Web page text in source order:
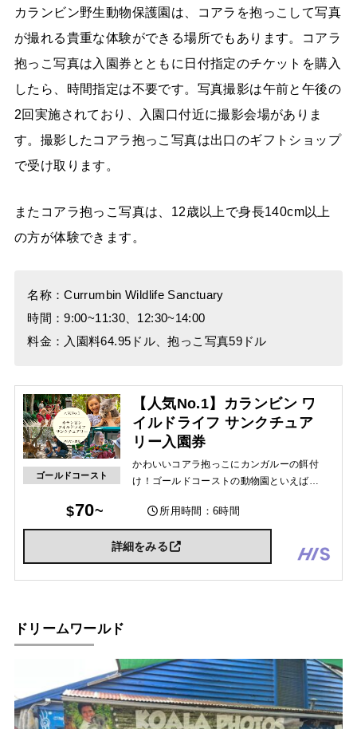
カランビン野生動物保護園は、コアラを抱っこして写真
が撮れる貴重な体験ができる場所でもあります。コアラ
抱っこ写真は入園券とともに日付指定のチケットを購入
したら、時間指定は不要です。写真撮影は午前と午後の
2回実施されており、入園口付近に撮影会場がありま
す。撮影したコアラ抱っこ写真は出口のギフトショップ
で受け取ります。
またコアラ抱っこ写真は、12歳以上で身長140cm以上
の方が体験できます。
名称：Currumbin Wildlife Sanctuary
時間：9:00~11:30、12:30~14:00
料金：入園料64.95ドル、抱っこ写真59ドル
ゴールドコースト
【人気No.1】カランビン ワ
イルドライフ サンクチュア
リー入園券
かわいいコアラ抱っこにカンガルーの餌付
け！ゴールドコーストの動物園といえばコ
バット、タスマニアンデビル、ディンゴや
エミューなど日本では見れないかわいい動
物達がいっぱい。
70 所用時間：6時間
詳細をみる
ドリームワールド